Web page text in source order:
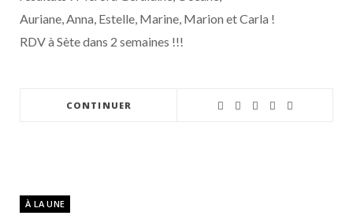
Auriane, Anna, Estelle, Marine, Marion et Carla !
RDV à Sète dans 2 semaines !!!
CONTINUER
À LA UNE